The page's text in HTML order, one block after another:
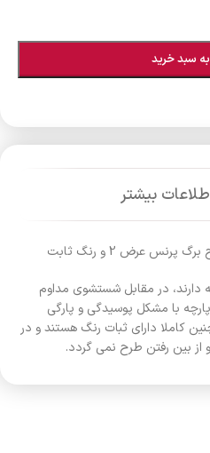
سبد خرید
بیشتر
عرض 2 و رنگ ثابت
دارند، در مقابل شستشوی مداوم
با مشکل پوسیدگی و پارگی
کاملا دارای ثبات رنگ هستند و در
بین رفتن طرح نمی گردد.